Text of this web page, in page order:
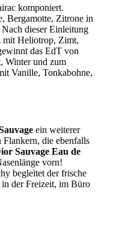
komponiert.
Bergamotte, Zitrone in
dieser Einleitung
mit Heliotrop, Zimt,
das EdT von
Winter und zum
Vanille, Tonkabohne,
ein weiterer
die ebenfalls
Sauvage Eau de
vorn!
begleitet der frische
in der Freizeit, im Büro